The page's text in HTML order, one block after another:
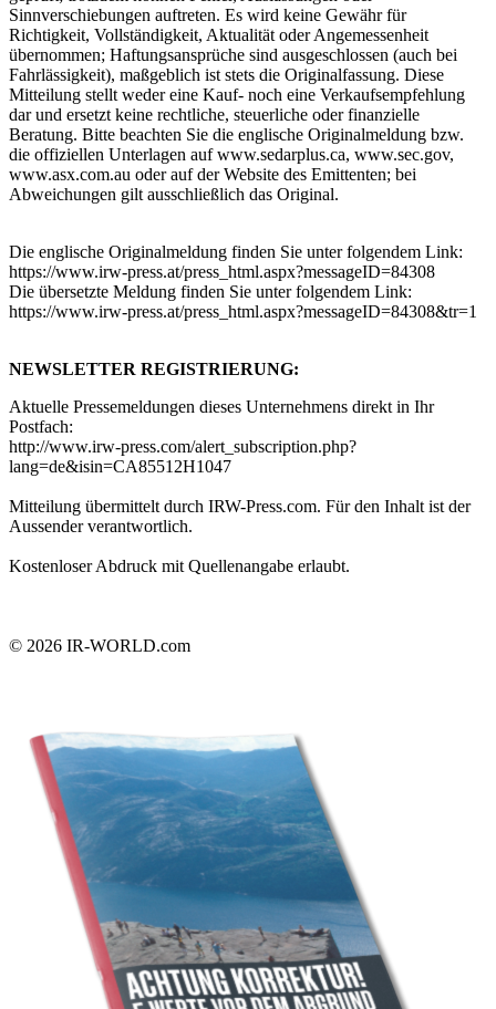
Sinnverschiebungen auftreten. Es wird keine Gewähr für
Richtigkeit, Vollständigkeit, Aktualität oder Angemessenheit
übernommen; Haftungsansprüche sind ausgeschlossen (auch bei
Fahrlässigkeit), maßgeblich ist stets die Originalfassung. Diese
Mitteilung stellt weder eine Kauf- noch eine Verkaufsempfehlung
dar und ersetzt keine rechtliche, steuerliche oder finanzielle
Beratung. Bitte beachten Sie die englische Originalmeldung bzw.
die offiziellen Unterlagen auf www.sedarplus.ca, www.sec.gov,
www.asx.com.au oder auf der Website des Emittenten; bei
Abweichungen gilt ausschließlich das Original.
Die englische Originalmeldung finden Sie unter folgendem Link:
https://www.irw-press.at/press_html.aspx?messageID=84308
Die übersetzte Meldung finden Sie unter folgendem Link:
https://www.irw-press.at/press_html.aspx?messageID=84308&tr=1
NEWSLETTER REGISTRIERUNG:
Aktuelle Pressemeldungen dieses Unternehmens direkt in Ihr
Postfach:
http://www.irw-press.com/alert_subscription.php?
lang=de&isin=CA85512H1047
Mitteilung übermittelt durch IRW-Press.com. Für den Inhalt ist der
Aussender verantwortlich.
Kostenloser Abdruck mit Quellenangabe erlaubt.
© 2026 IR-WORLD.com